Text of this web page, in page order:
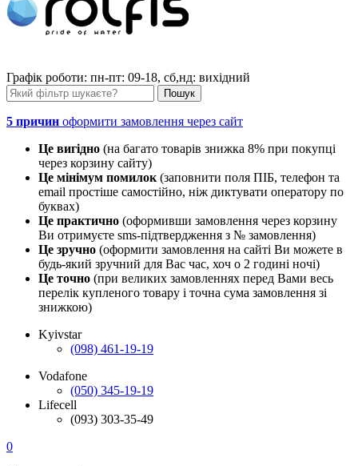
Графік роботи: пн-пт: 09-18, сб,нд: вихідний
5 причин оформити замовлення через сайт
Це вигідно (на багато товарів знижка 8% при покупці
через корзину сайту)
Це мінімум помилок (заповнити поля ПІБ, телефон та
email простіше самостійно, ніж диктувати оператору по
буквах)
Це практично (оформивши замовлення через корзину
Ви отримуєте sms-підтвердження з № замовлення)
Це зручно (оформити замовлення на сайті Ви можете в
будь-який зручний для Вас час, хоч о 2 годині ночі)
Це точно (при великих замовленнях перед Вами весь
перелік купленого товару і точна сума замовлення зі
знижкою)
Kyivstar
(098) 461-19-19
Vodafone
(050) 345-19-19
Lifecell
(093) 303-35-49
0